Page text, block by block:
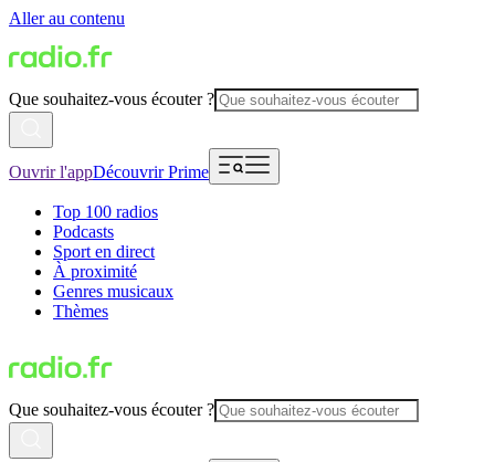
Aller au contenu
Que souhaitez-vous écouter ?
Ouvrir l'appDécouvrir Prime
Top 100 radios
Podcasts
Sport en direct
À proximité
Genres musicaux
Thèmes
Que souhaitez-vous écouter ?